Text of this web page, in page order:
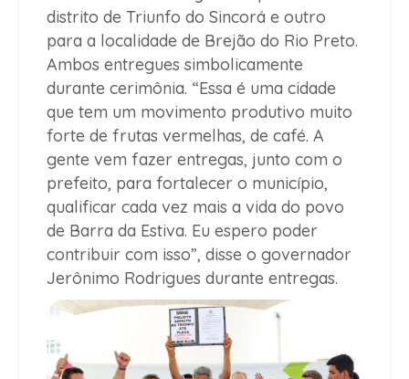
distrito de Triunfo do Sincorá e outro
para a localidade de Brejão do Rio Preto.
Ambos entregues simbolicamente
durante cerimônia. “Essa é uma cidade
que tem um movimento produtivo muito
forte de frutas vermelhas, de café. A
gente vem fazer entregas, junto com o
prefeito, para fortalecer o município,
qualificar cada vez mais a vida do povo
de Barra da Estiva. Eu espero poder
contribuir com isso”, disse o governador
Jerônimo Rodrigues durante entregas.